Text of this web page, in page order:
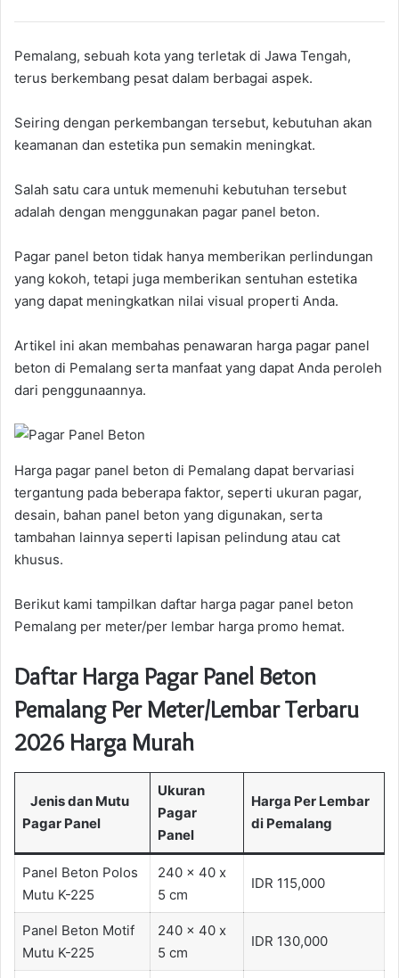
Pemalang, sebuah kota yang terletak di Jawa Tengah,
terus berkembang pesat dalam berbagai aspek.
Seiring dengan perkembangan tersebut, kebutuhan akan
keamanan dan estetika pun semakin meningkat.
Salah satu cara untuk memenuhi kebutuhan tersebut
adalah dengan menggunakan pagar panel beton.
Pagar panel beton tidak hanya memberikan perlindungan
yang kokoh, tetapi juga memberikan sentuhan estetika
yang dapat meningkatkan nilai visual properti Anda.
Artikel ini akan membahas penawaran harga pagar panel
beton di Pemalang serta manfaat yang dapat Anda peroleh
dari penggunaannya.
Harga pagar panel beton di Pemalang dapat bervariasi
tergantung pada beberapa faktor, seperti ukuran pagar,
desain, bahan panel beton yang digunakan, serta
tambahan lainnya seperti lapisan pelindung atau cat
khusus.
Berikut kami tampilkan daftar harga pagar panel beton
Pemalang per meter/per lembar harga promo hemat.
Daftar Harga Pagar Panel Beton
Pemalang Per Meter/Lembar Terbaru
2026 Harga Murah
Jenis dan Mutu
Pagar Panel
Ukuran
Pagar
Panel
Harga Per Lembar
di Pemalang
Panel Beton Polos
Mutu K-225
240 x 40 x
5 cm
IDR 115,000
Panel Beton Motif
Mutu K-225
240 x 40 x
5 cm
IDR 130,000